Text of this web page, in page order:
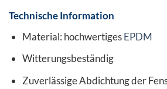
Technische Information
Material: hochwertigesEPDM
Witterungsbeständig
Zuverlässige Abdichtung der